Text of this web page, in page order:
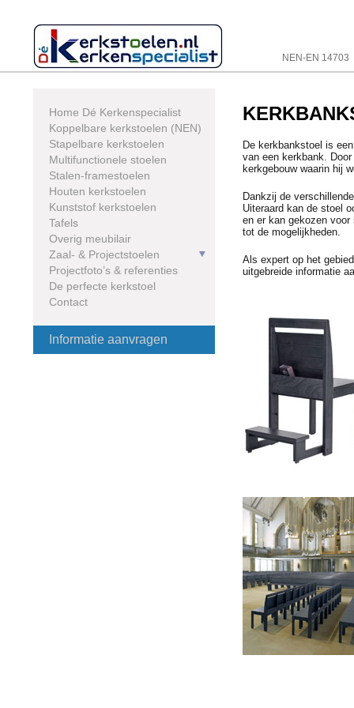
content
NEN-EN 14703
Home Dé Kerkenspecialist
Koppelbare kerkstoelen (NEN)
Stapelbare kerkstoelen
Multifunctionele stoelen
Stalen-framestoelen
Houten kerkstoelen
Kunststof kerkstoelen
Tafels
Overig meubilair
Zaal- & Projectstoelen
Projectfoto’s & referenties
De perfecte kerkstoel
Contact
Informatie aanvragen
De kerkbankstoel is
van een kerkbank.
kerkgebouw waarin hij
Dankzij de
Uiteraard kan de stoel
en er kan gekozen
tot de mogelijkheden.
Als expert op het
uitgebreide informatie